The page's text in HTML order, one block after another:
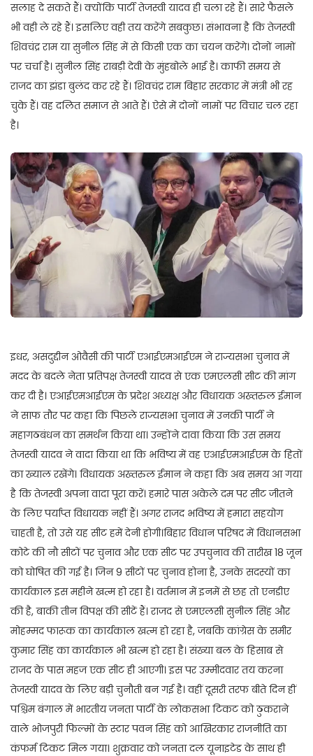
सलाह दे सकते हैं। क्योंकि पार्टी तेजस्वी यादव ही चला रहे हैं। सारे फैसले
भी वही ले रहे हैं। इसलिए वही तय करेंगे सबकुछ। संभावना है कि तेजस्वी
शिवचंद्र राम या सुनील सिंह में से किसी एक का चयन करेंगे। दोनों नामों
पर चर्चा है। सुनील सिंह राबड़ी देवी के मुंहबोले भाई है। काफी समय से
राजद का झंडा बुलंद कर रहे हैं। शिवचंद्र राम बिहार सरकार में मंत्री भी रह
चुके हैं। वह दलित समाज से आते हैं। ऐसे में दोनों नामों पर विचार चल रहा
है।
इधर, असदुद्दीन ओवैसी की पार्टी एआईएमआईएम ने राज्यसभा चुनाव में
मदद के बदले नेता प्रतिपक्ष तेजस्वी यादव से एक एमएलसी सीट की मांग
कर दी है। एआईएमआईएम के प्रदेश अध्यक्ष और विधायक अख्तरुल ईमान
ने साफ तौर पर कहा कि पिछले राज्यसभा चुनाव में उनकी पार्टी ने
महागठबंधन का समर्थन किया था। उन्होंने दावा किया कि उस समय
तेजस्वी यादव ने वादा किया था कि भविष्य में वह एआईएमआईएम के हितों
का ख्याल रखेंगे। विधायक अख्तरुल ईमान ने कहा कि अब समय आ गया
है कि तेजस्वी अपना वादा पूरा करें। हमारे पास अकेले दम पर सीट जीतने
के लिए पर्याप्त विधायक नहीं हैं। अगर राजद भविष्य में हमारा सहयोग
चाहती है, तो उसे यह सीट हमें देनी होगी।बिहार विधान परिषद में विधानसभा
कोटे की नौ सीटों पर चुनाव और एक सीट पर उपचुनाव की तारीख 18 जून
को घोषित की गई है। जिन 9 सीटों पर चुनाव होना है, उनके सदस्यों का
कार्यकाल इस महीने खत्म हो रहा है। वर्तमान में इनमें से छह तो एनडीए
की है, बाकी तीन विपक्ष की सीटें हैं। राजद से एमएलसी सुनील सिंह और
मोहम्मद फारूक का कार्यकाल खत्म हो रहा है, जबकि कांग्रेस के समीर
कुमार सिंह का कार्यकाल भी खत्म हो रहा है। संख्या बल के हिसाब से
राजद के पास महज एक सीट ही आएगी। इस पर उम्मीदवार तय करना
तेजस्वी यादव के लिए बड़ी चुनौती बन गई है। वहीं दूसरी तरफ बीते दिन हीं
पश्चिम बंगाल में भारतीय जनता पार्टी के लोकसभा टिकट को ठुकराने
वाले भोजपुरी फिल्मों के स्टार पवन सिंह को आखिरकार राजनीति का
कंफर्म टिकट मिल गया। शुक्रवार को जनता दल यूनाइटेड के साथ ही